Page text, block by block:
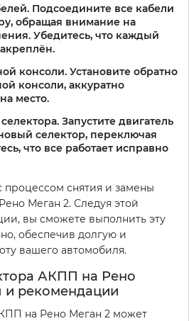
Подсоедините все кабели
обращая внимание на
Убедитесь, что каждый
консоли. Установите обратно
консоли, аккуратно
место.
Запустите двигатель
селектор, переключая
что все работает исправно
процессом снятия и замены
Меган 2. Следуя этой
вы сможете выполнить эту
обеспечив долгую и
вашего автомобиля.
АКПП на Рено
и рекомендации
на Рено Меган 2 может